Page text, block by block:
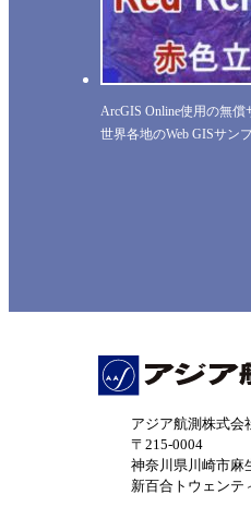
ArcGIS Online使用の無償
世界各地のWeb GISサン
アジア航測株式
〒215-0004
神奈川県川崎市麻
新百合トウェンテ